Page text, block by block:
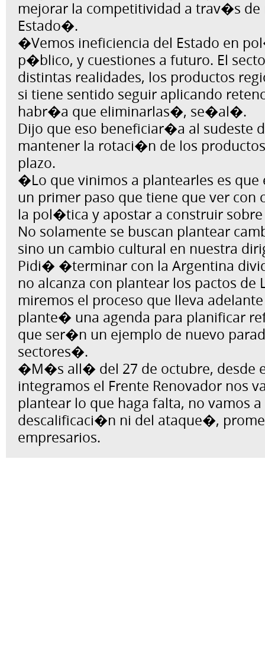
mejorar la competitividad a trav�s de
Estado�.
�Vemos ineficiencia del Estado en
p�blico, y cuestiones a futuro. El
distintas realidades, los productos
si tiene sentido seguir aplicando
habr�a que eliminarlas�, se�al�.
Dijo que eso beneficiar�a al sudeste
mantener la rotaci�n de los
plazo.
�Lo que vinimos a plantearles es que
un primer paso que tiene que ver con
la pol�tica y apostar a construir
No solamente se buscan plantear
sino un cambio cultural en nuestra
Pidi� �terminar con la Argentina
no alcanza con plantear los pactos de
miremos el proceso que lleva
plante� una agenda para planificar
que ser�n un ejemplo de nuevo
sectores�.
�M�s all� del 27 de octubre, desde
integramos el Frente Renovador nos
plantear lo que haga falta, no vamos
descalificaci�n ni del ataque�,
empresarios.